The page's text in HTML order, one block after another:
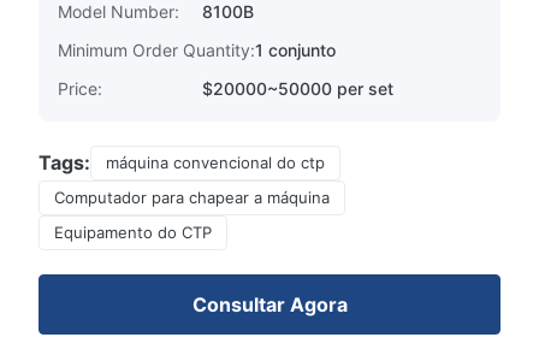
Model Number:
8100B
Minimum Order Quantity:1 conjunto
Price:
$20000~50000 per set
Tags:
máquina convencional do ctp
Computador para chapear a máquina
Equipamento do CTP
Consultar Agora